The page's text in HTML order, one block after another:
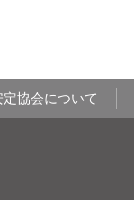
協会について